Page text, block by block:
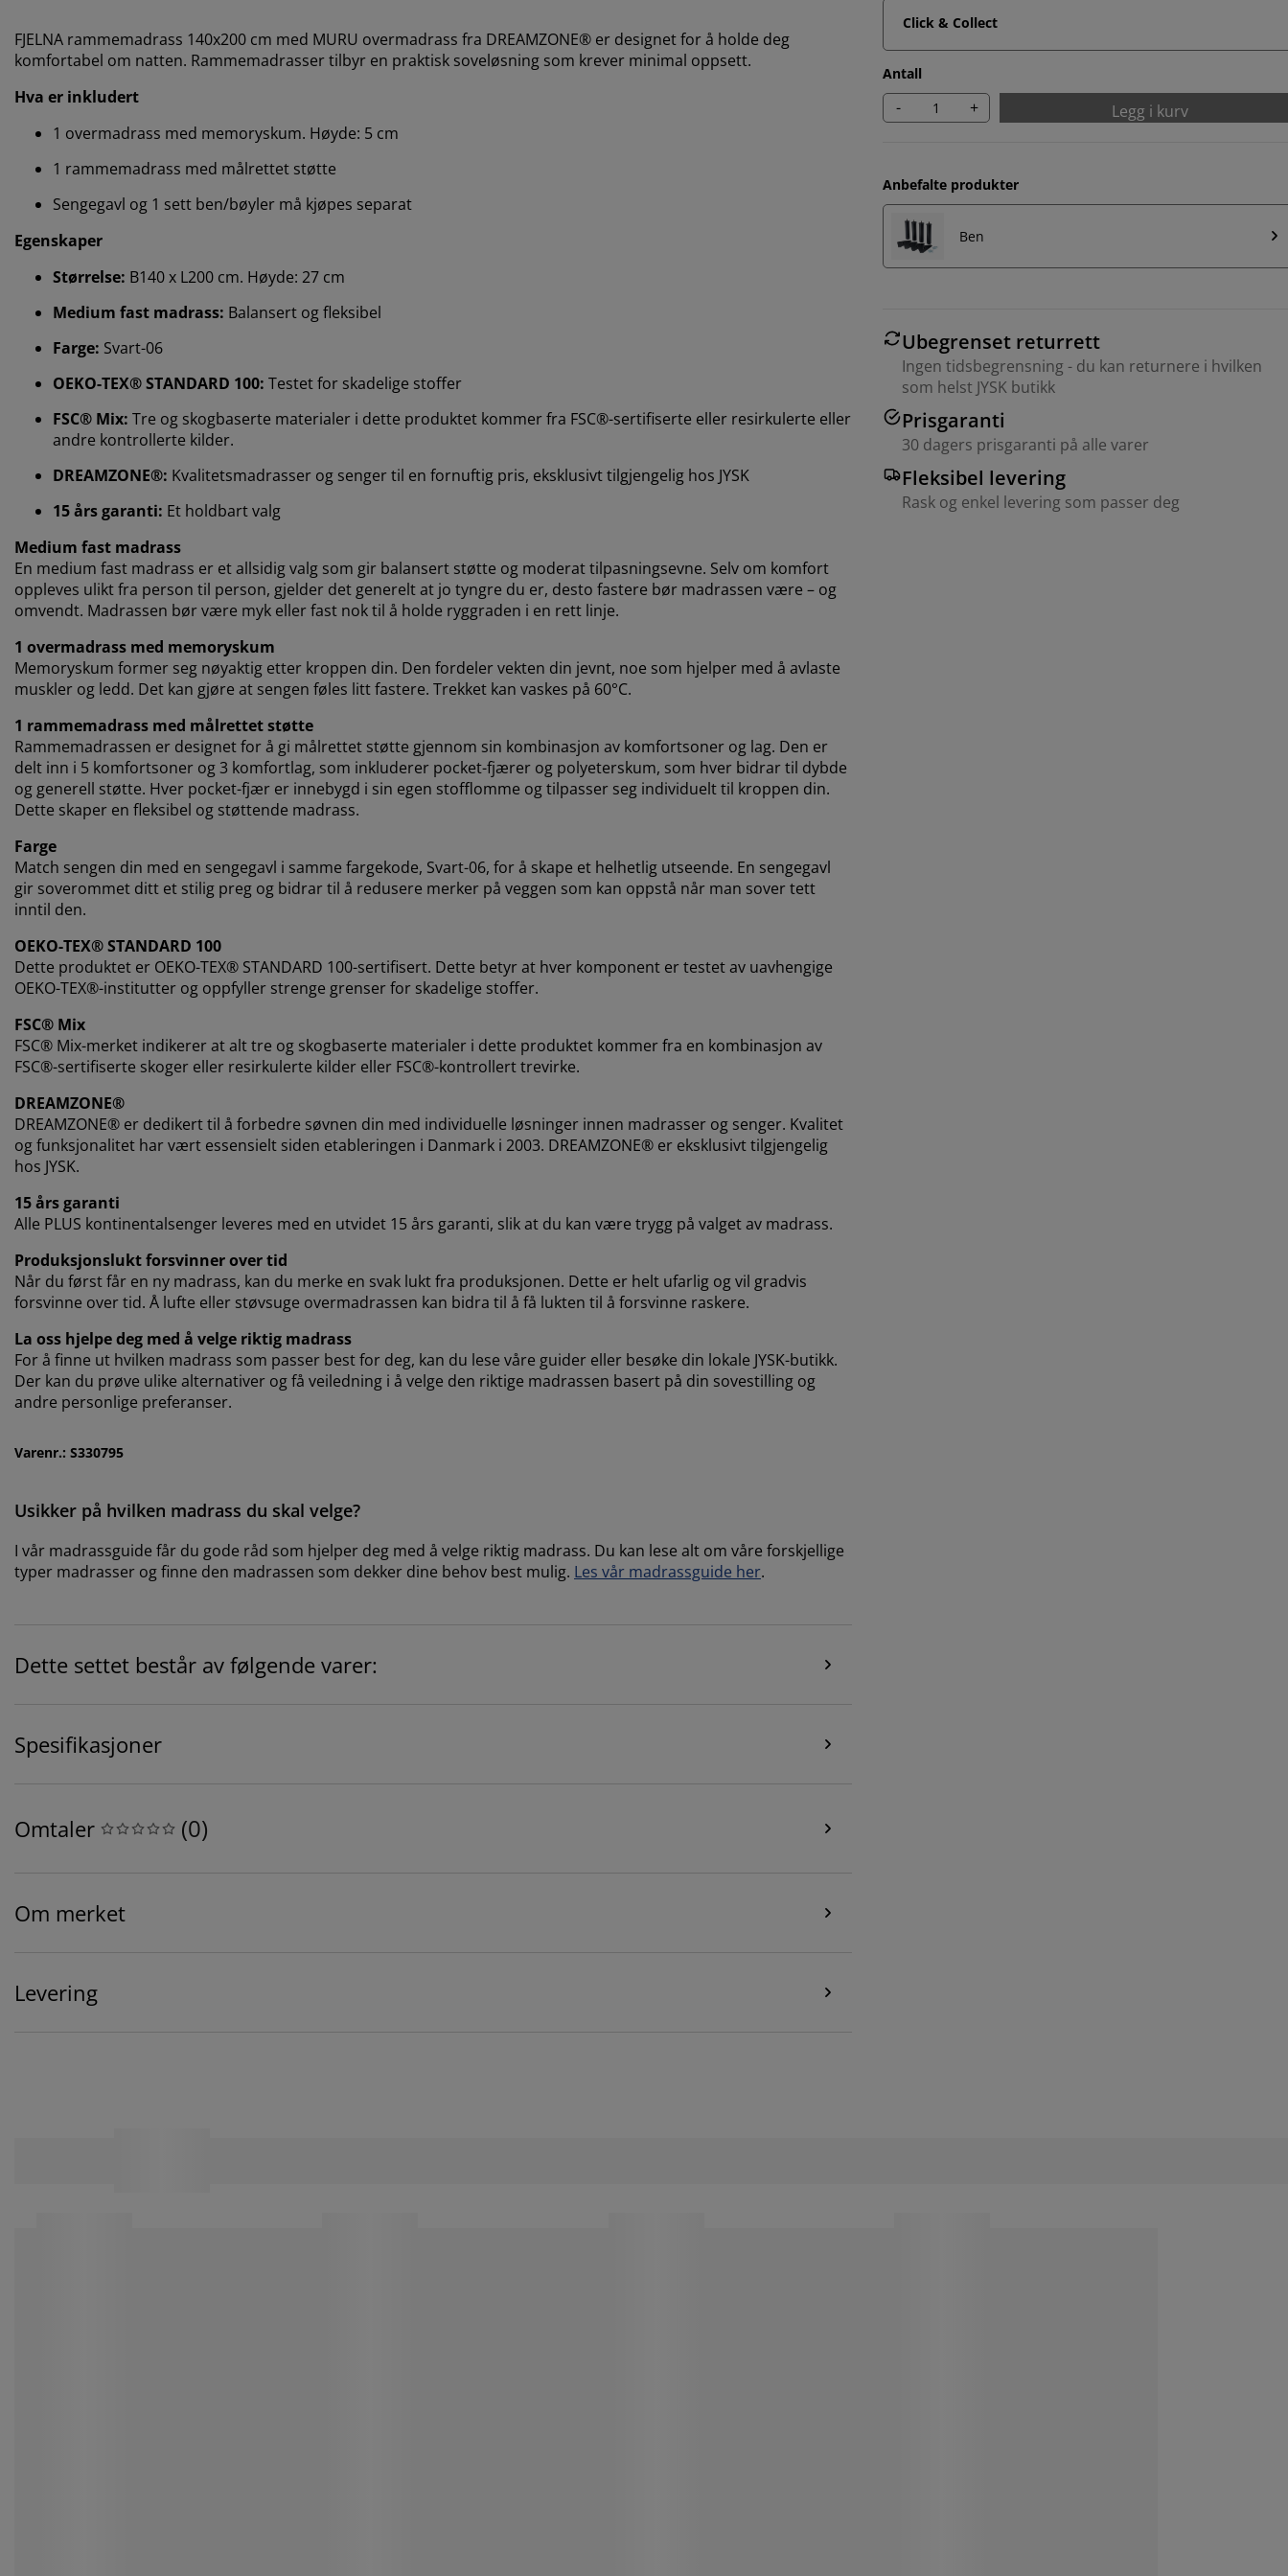
Click & Collect
Antall
- + Legg i kurv
Anbefalte produkter
Ben
Ubegrenset returrett
Ingen tidsbegrensning - du kan returnere i hvilken
som helst JYSK butikk
Prisgaranti
30 dagers prisgaranti på alle varer
Fleksibel levering
Rask og enkel levering som passer deg
FJELNA rammemadrass 140x200 cm med MURU overmadrass fra DREAMZONE® er designet for å holde deg
komfortabel om natten. Rammemadrasser tilbyr en praktisk soveløsning som krever minimal oppsett.
Hva er inkludert
1 overmadrass med memoryskum. Høyde: 5 cm
1 rammemadrass med målrettet støtte
Sengegavl og 1 sett ben/bøyler må kjøpes separat
Egenskaper
Størrelse: B140 x L200 cm. Høyde: 27 cm
Medium fast madrass: Balansert og fleksibel
Farge: Svart-06
OEKO-TEX® STANDARD 100: Testet for skadelige stoffer
FSC® Mix: Tre og skogbaserte materialer i dette produktet kommer fra FSC®-sertifiserte eller resirkulerte eller
andre kontrollerte kilder.
DREAMZONE®: Kvalitetsmadrasser og senger til en fornuftig pris, eksklusivt tilgjengelig hos JYSK
15 års garanti: Et holdbart valg
Medium fast madrass
En medium fast madrass er et allsidig valg som gir balansert støtte og moderat tilpasningsevne. Selv om komfort
oppleves ulikt fra person til person, gjelder det generelt at jo tyngre du er, desto fastere bør madrassen være – og
omvendt. Madrassen bør være myk eller fast nok til å holde ryggraden i en rett linje.
1 overmadrass med memoryskum
Memoryskum former seg nøyaktig etter kroppen din. Den fordeler vekten din jevnt, noe som hjelper med å avlaste
muskler og ledd. Det kan gjøre at sengen føles litt fastere. Trekket kan vaskes på 60°C.
1 rammemadrass med målrettet støtte
Rammemadrassen er designet for å gi målrettet støtte gjennom sin kombinasjon av komfortsoner og lag. Den er
delt inn i 5 komfortsoner og 3 komfortlag, som inkluderer pocket-fjærer og polyeterskum, som hver bidrar til dybde
og generell støtte. Hver pocket-fjær er innebygd i sin egen stofflomme og tilpasser seg individuelt til kroppen din.
Dette skaper en fleksibel og støttende madrass.
Farge
Match sengen din med en sengegavl i samme fargekode, Svart-06, for å skape et helhetlig utseende. En sengegavl
gir soverommet ditt et stilig preg og bidrar til å redusere merker på veggen som kan oppstå når man sover tett
inntil den.
OEKO-TEX® STANDARD 100
Dette produktet er OEKO-TEX® STANDARD 100-sertifisert. Dette betyr at hver komponent er testet av uavhengige
OEKO-TEX®-institutter og oppfyller strenge grenser for skadelige stoffer.
FSC® Mix
FSC® Mix-merket indikerer at alt tre og skogbaserte materialer i dette produktet kommer fra en kombinasjon av
FSC®-sertifiserte skoger eller resirkulerte kilder eller FSC®-kontrollert trevirke.
DREAMZONE®
DREAMZONE® er dedikert til å forbedre søvnen din med individuelle løsninger innen madrasser og senger. Kvalitet
og funksjonalitet har vært essensielt siden etableringen i Danmark i 2003. DREAMZONE® er eksklusivt tilgjengelig
hos JYSK.
15 års garanti
Alle PLUS kontinentalsenger leveres med en utvidet 15 års garanti, slik at du kan være trygg på valget av madrass.
Produksjonslukt forsvinner over tid
Når du først får en ny madrass, kan du merke en svak lukt fra produksjonen. Dette er helt ufarlig og vil gradvis
forsvinne over tid. Å lufte eller støvsuge overmadrassen kan bidra til å få lukten til å forsvinne raskere.
La oss hjelpe deg med å velge riktig madrass
For å finne ut hvilken madrass som passer best for deg, kan du lese våre guider eller besøke din lokale JYSK-butikk.
Der kan du prøve ulike alternativer og få veiledning i å velge den riktige madrassen basert på din sovestilling og
andre personlige preferanser.
Varenr.: S330795
Usikker på hvilken madrass du skal velge?
I vår madrassguide får du gode råd som hjelper deg med å velge riktig madrass. Du kan lese alt om våre forskjellige
typer madrasser og finne den madrassen som dekker dine behov best mulig. Les vår madrassguide her.
Dette settet består av følgende varer:
Spesifikasjoner
Omtaler (0)
Om merket
Levering